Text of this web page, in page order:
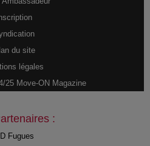
du site
légales
25 Move-ON Magazine
:
Fugues